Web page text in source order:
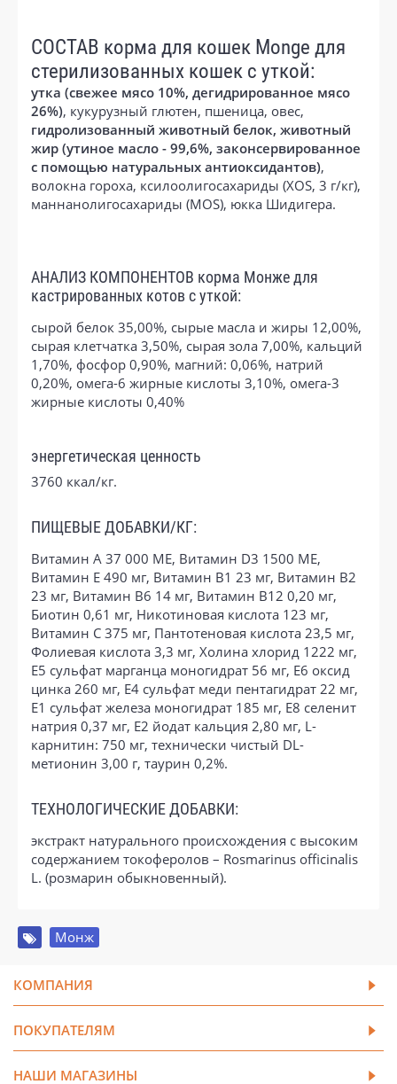
СОСТАВ корма для кошек Monge для
стерилизованных кошек с уткой:
утка (свежее мясо 10%, дегидрированное мясо
26%), кукурузный глютен, пшеница, овес,
гидролизованный животный белок, животный
жир (утиное масло - 99,6%, законсервированное
с помощью натуральных антиоксидантов),
волокна гороха, ксилоолигосахариды (XOS, 3 г/кг),
маннанолигосахариды (MOS), юкка Шидигера.
АНАЛИЗ КОМПОНЕНТОВ корма Монже для
кастрированных котов с уткой:
сырой белок 35,00%, сырые масла и жиры 12,00%,
сырая клетчатка 3,50%, сырая зола 7,00%, кальций
1,70%, фосфор 0,90%, магний: 0,06%, натрий
0,20%, омега-6 жирные кислоты 3,10%, омега-3
жирные кислоты 0,40%
энергетическая ценность
3760 ккал/кг.
ПИЩЕВЫЕ ДОБАВКИ/КГ:
Витамин A 37 000 МЕ, Витамин D3 1500 МЕ,
Витамин E 490 мг, Витамин B1 23 мг, Витамин B2
23 мг, Витамин B6 14 мг, Витамин B12 0,20 мг,
Биотин 0,61 мг, Никотиновая кислота 123 мг,
Витамин C 375 мг, Пантотеновая кислота 23,5 мг,
Фолиевая кислота 3,3 мг, Холина хлорид 1222 мг,
E5 сульфат марганца моногидрат 56 мг, E6 оксид
цинка 260 мг, E4 сульфат меди пентагидрат 22 мг,
E1 сульфат железа моногидрат 185 мг, E8 селенит
натрия 0,37 мг, E2 йодат кальция 2,80 мг, L-
карнитин: 750 мг, технически чистый DL-
метионин 3,00 г, таурин 0,2%.
ТЕХНОЛОГИЧЕСКИЕ ДОБАВКИ:
экстракт натурального происхождения с высоким
содержанием токоферолов – Rosmarinus officinalis
L. (розмарин обыкновенный).
Монж
КОМПАНИЯ
ПОКУПАТЕЛЯМ
НАШИ МАГАЗИНЫ